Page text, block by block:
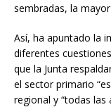
sembradas, la
Así, ha apuntado la
diferentes
que la Junta
el sector primario
regional y “todas